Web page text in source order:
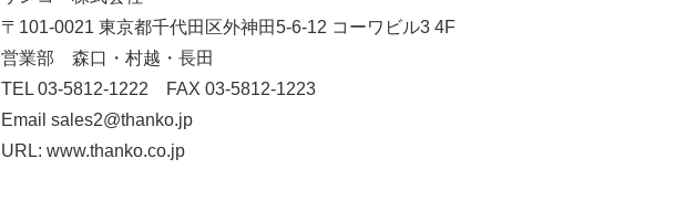
〒101-0021 東京都千代田区外神田5-6-12 コーワビル3 4F
営業部 森口・村越・長田
TEL 03-5812-1222 FAX 03-5812-1223
Email sales2@thanko.jp
URL: www.thanko.co.jp